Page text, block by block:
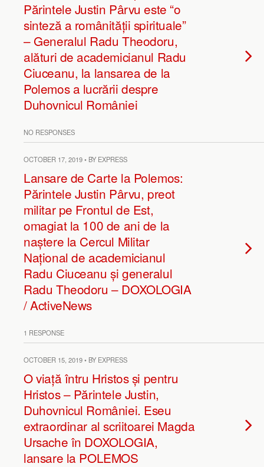
Părintele Justin Pârvu este “o
sinteză a românității spirituale”
– Generalul Radu Theodoru,
alături de academicianul Radu
Ciuceanu, la lansarea de la
Polemos a lucrării despre
Duhovnicul României
NO RESPONSES
OCTOBER 17, 2019 • BY EXPRESS
Lansare de Carte la Polemos:
Părintele Justin Pârvu, preot
militar pe Frontul de Est,
omagiat la 100 de ani de la
naștere la Cercul Militar
Național de academicianul
Radu Ciuceanu și generalul
Radu Theodoru – DOXOLOGIA
/ ActiveNews
1 RESPONSE
OCTOBER 15, 2019 • BY EXPRESS
O viață întru Hristos și pentru
Hristos – Părintele Justin,
Duhovnicul României. Eseu
extraordinar al scriitoarei Magda
Ursache în DOXOLOGIA,
lansare la POLEMOS